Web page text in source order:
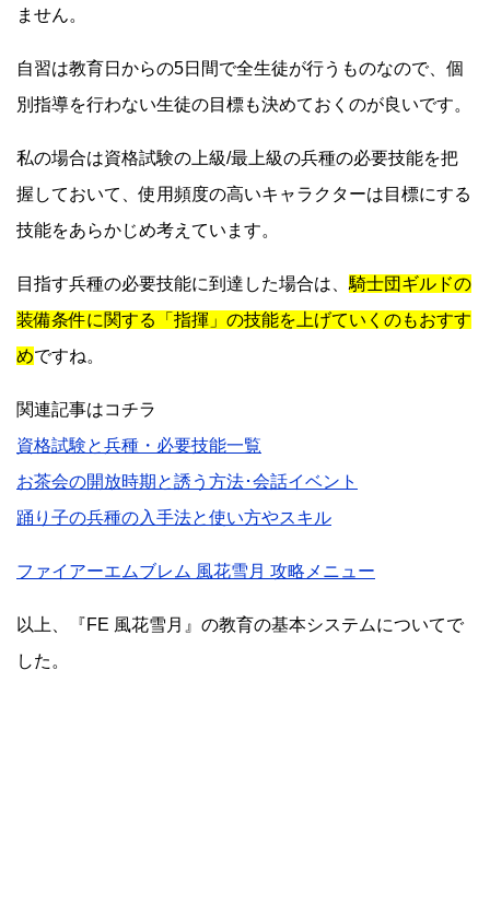
ません。
自習は教育日からの5日間で全生徒が行うものなので、個
別指導を行わない生徒の目標も決めておくのが良いです。
私の場合は資格試験の上級/最上級の兵種の必要技能を把
握しておいて、使用頻度の高いキャラクターは目標にする
技能をあらかじめ考えています。
目指す兵種の必要技能に到達した場合は、 騎士団ギルドの
装備条件に関する「指揮」の技能を上げていくのもおすす
めですね。
関連記事はコチラ
資格試験と兵種・必要技能一覧
お茶会の開放時期と誘う方法･会話イベント
踊り子の兵種の入手法と使い方やスキル
ファイアーエムブレム 風花雪月 攻略メニュー
以上、『FE 風花雪月』の教育の基本システムについてで
した。